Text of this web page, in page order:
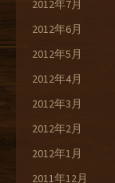
2012年7月
2012年6月
2012年5月
2012年4月
2012年3月
2012年2月
2012年1月
2011年12月